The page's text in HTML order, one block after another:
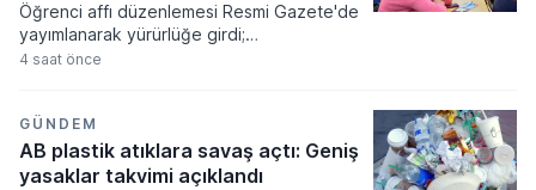
Öğrenci affı düzenlemesi Resmi Gazete'de
yayımlanarak yürürlüğe girdi;
üniversitelerinden ayrılanlara geri dönüş
mevzuata aykırı eğitim kurumu açanlara
ağır cezalar verilmesi kararlaştırıldı.
4 saat önce
GÜNDEM
AB plastik atıklara savaş açtı: Geniş
yasaklar takvimi açıklandı